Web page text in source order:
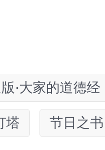
·大家的道德经
塔 节日之书